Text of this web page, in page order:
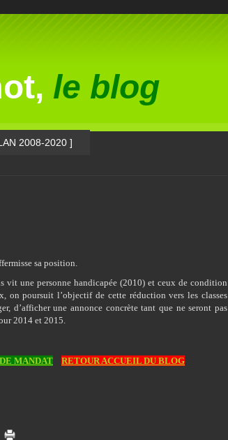
le blog
2008-2020 ]
sa position.
vit une personne handicapée (2010) et ceux de condition
on poursuit l’objectif de cette réduction vers les classes
d’afficher une annonce concrète tant que ne seront pas
2014 et 2015.
MANDAT RETOUR ACCUEIL DU BLOG